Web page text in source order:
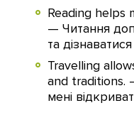
Reading helps
— Читання
та
Travelling
and traditions.
мені